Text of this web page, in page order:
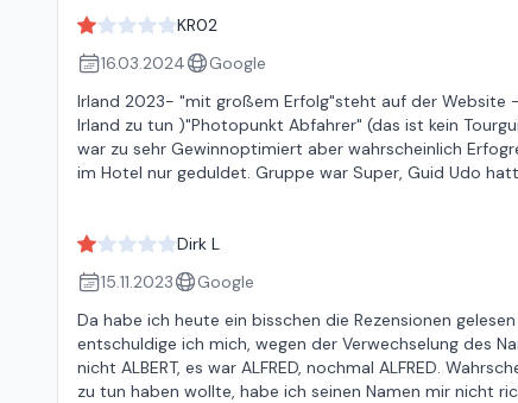
KR02
16.03.2024
Google
Irland 2023- "mit großem Erfolg"steht auf der Website
Irland zu tun )"Photopunkt Abfahrer" (das ist kein
war zu sehr Gewinnoptimiert aber wahrscheinlich
im Hotel nur geduldet. Gruppe war Super, Guid Udo
Dirk L
15.11.2023
Google
Da habe ich heute ein bisschen die Rezensionen
entschuldige ich mich, wegen der Verwechselung des
nicht ALBERT, es war ALFRED, nochmal ALFRED.
zu tun haben wollte, habe ich seinen Namen mir nicht